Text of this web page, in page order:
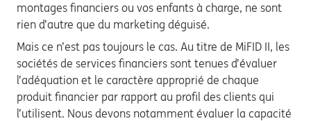
montages financiers ou vos enfants à charge, ne sont
rien d’autre que du marketing déguisé.
Mais ce n’est pas toujours le cas. Au titre de MiFID II, les
sociétés de services financiers sont tenues d’évaluer
l’adéquation et le caractère approprié de chaque
produit financier par rapport au profil des clients qui
l’utilisent. Nous devons notamment évaluer la capacité